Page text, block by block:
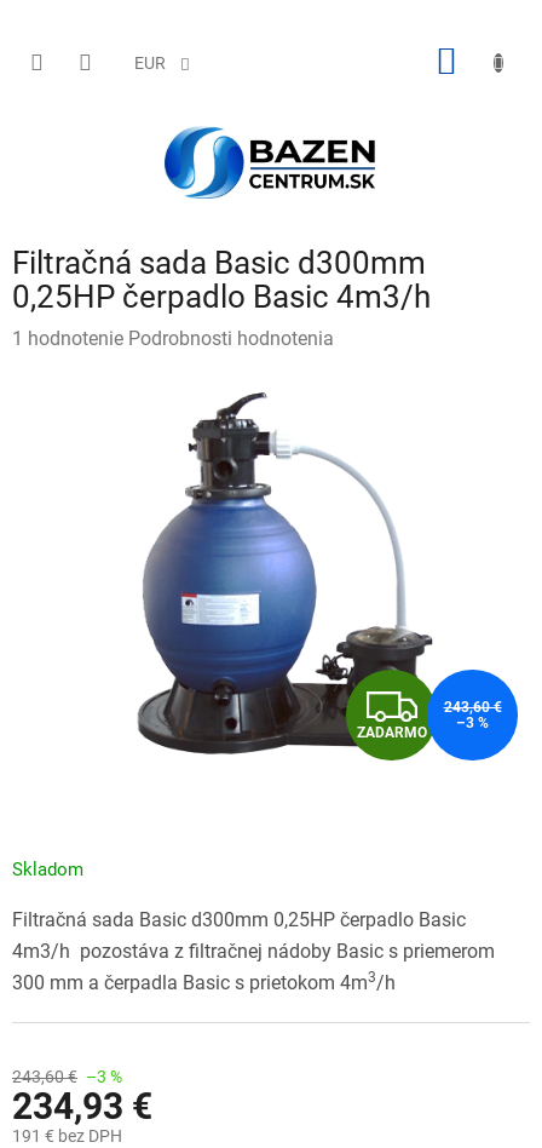
obsah
EUR
Filtračná sada Basic d300mm
0,25HP čerpadlo Basic 4m3/h
Priemerné
1 hodnotenie Podrobnosti hodnotenia
Z
A
R
M
O
ZADARMO
243,60 €
–3 %
243,60 € –3 %
234,93 €
191 € bez DPH
Skladom
Filtračná sada Basic d300mm 0,25HP čerpadlo Basic
4m3/h pozostáva z filtračnej nádoby Basic s priemerom
300 mm a čerpadla Basic s prietokom 4m3/h